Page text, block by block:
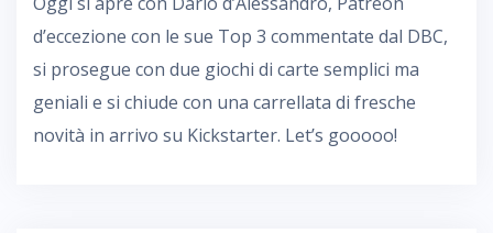
d’eccezione con le sue Top 3 commentate dal DBC,
si prosegue con due giochi di carte semplici ma
geniali e si chiude con una carrellata di fresche
novità in arrivo su Kickstarter. Let’s gooooo!